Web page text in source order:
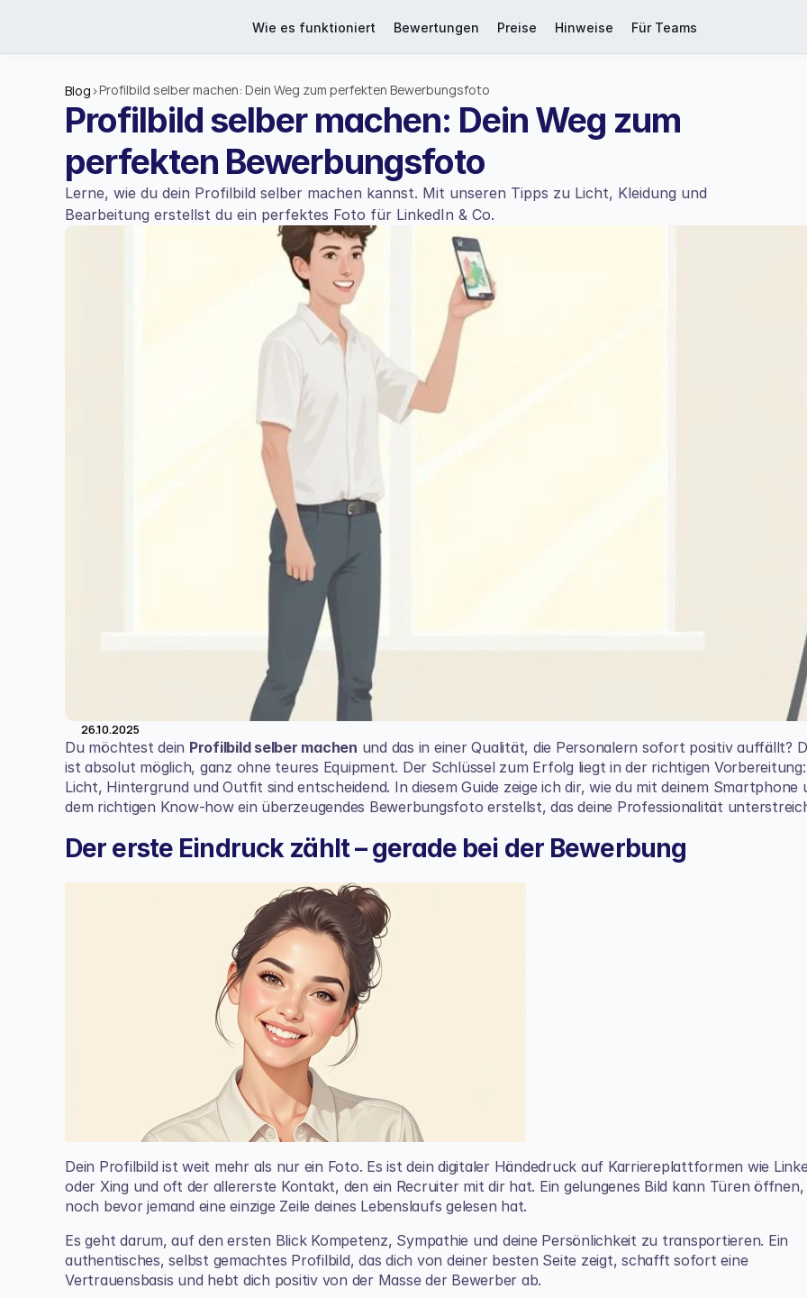
Wie es funktioniert Bewertungen Preise Hinweise Für Teams
Blog >Profilbild selber machen: Dein Weg zum perfekten Bewerbungsfoto
Profilbild selber machen: Dein Weg zum
perfekten Bewerbungsfoto
Lerne, wie du dein Profilbild selber machen kannst. Mit unseren Tipps zu Licht, Kleidung und
Bearbeitung erstellst du ein perfektes Foto für LinkedIn & Co.
26.10.2025
Du möchtest dein Profilbild selber machen und das in einer Qualität, die Personalern sofort positiv auffällt?
ist absolut möglich, ganz ohne teures Equipment. Der Schlüssel zum Erfolg liegt in der richtigen Vorbereitung:
Licht, Hintergrund und Outfit sind entscheidend. In diesem Guide zeige ich dir, wie du mit deinem Smartphone
dem richtigen Know-how ein überzeugendes Bewerbungsfoto erstellst, das deine Professionalität
Der erste Eindruck zählt – gerade bei der Bewerbung
Dein Profilbild ist weit mehr als nur ein Foto. Es ist dein digitaler Händedruck auf Karriereplattformen wie
oder Xing und oft der allererste Kontakt, den ein Recruiter mit dir hat. Ein gelungenes Bild kann Türen öffnen,
noch bevor jemand eine einzige Zeile deines Lebenslaufs gelesen hat.
Es geht darum, auf den ersten Blick Kompetenz, Sympathie und deine Persönlichkeit zu transportieren. Ein
authentisches, selbst gemachtes Profilbild, das dich von deiner besten Seite zeigt, schafft sofort eine
Vertrauensbasis und hebt dich positiv von der Masse der Bewerber ab.